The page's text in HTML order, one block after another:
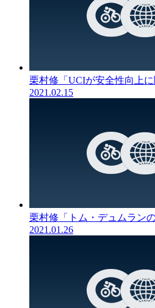
栗村修「UCIが安全性向上に
2021.02.15
栗村修「トム・デュムラン
2021.01.26